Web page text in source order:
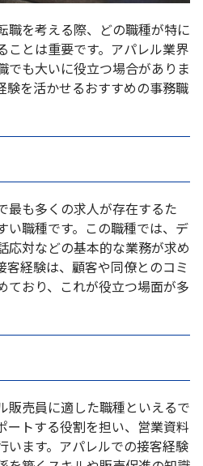
職を考える際、どの職種が特に
ことは重要です。アパレル業界
でも大いに役立つ場合がありま
験を活かせるおすすめの事務職
最も多くの求人が存在するた
い職種です。この職種では、デ
応対などの基本的な業務が求め
客経験は、顧客や同僚とのコミ
ており、これが役立つ場面が多
販売員に適した職種といえるで
ートする役割を担い、営業資料
います。アパレルでの接客経験